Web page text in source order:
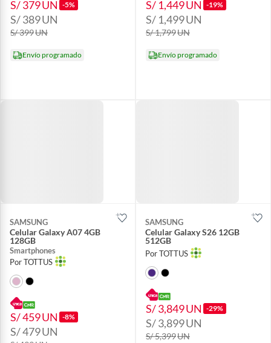
S/ 379UN -5%
S/ 389UN
S/ 399UN
Envío programado
S/ 1,449UN -19%
S/ 1,499UN
S/ 1,799UN
Envío programado
SAMSUNG
Celular Galaxy A07 4GB
128GB
Smartphones
Por TOTTUS
S/ 459UN -8%
S/ 479UN
SAMSUNG
Celular Galaxy S26 12GB
512GB
Por TOTTUS
S/ 3,849UN -29%
S/ 3,899UN
S/ 5,399UN